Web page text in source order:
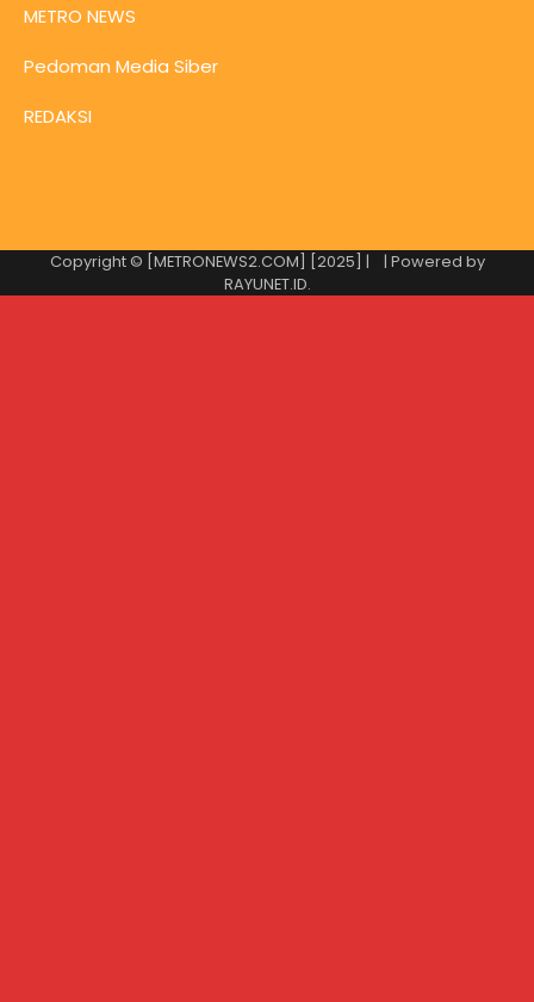
METRO NEWS
Pedoman Media Siber
REDAKSI
Copyright © [METRONEWS2.COM] [2025] |
| Powered by
RAYUNET.ID.